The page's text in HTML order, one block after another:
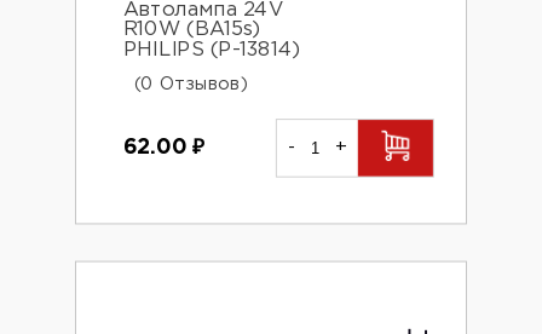
Автолампа 24V
R10W (BA15s)
PHILIPS (P-13814)
(0 Отзывов)
62.00₽ - +